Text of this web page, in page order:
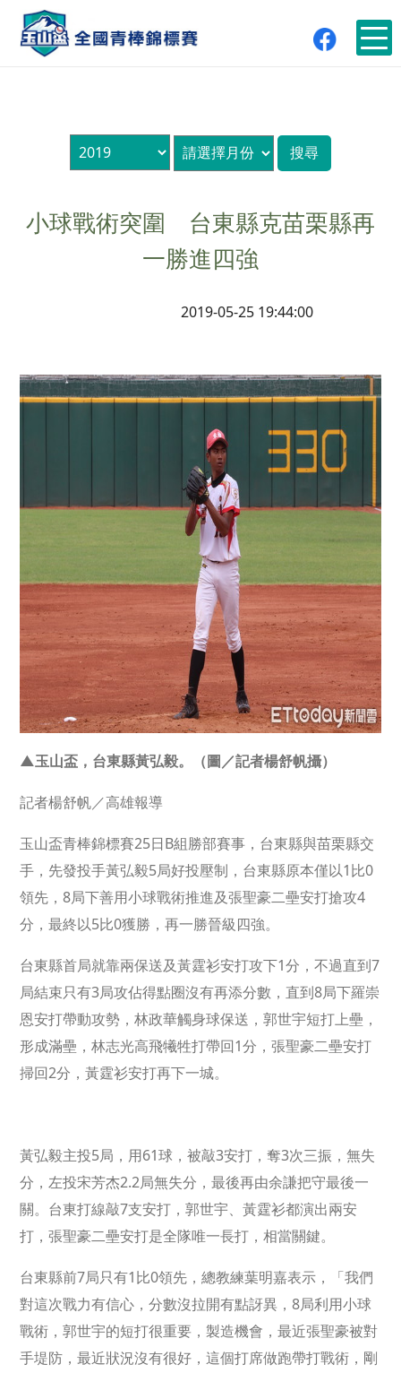
小球戰術突圍 台東縣克苗栗縣再
一勝進四強
2019-05-25 19:44:00
▲玉山盃，台東縣黃弘毅。（圖／記者楊舒帆攝）
記者楊舒帆／高雄報導
玉山盃青棒錦標賽25日B組勝部賽事，台東縣與苗栗縣交
手，先發投手黃弘毅5局好投壓制，台東縣原本僅以1比0
領先，8局下善用小球戰術推進及張聖豪二壘安打搶攻4
分，最終以5比0獲勝，再一勝晉級四強。
台東縣首局就靠兩保送及黃霆衫安打攻下1分，不過直到7
局結束只有3局攻佔得點圈沒有再添分數，直到8局下羅崇
恩安打帶動攻勢，林政華觸身球保送，郭世宇短打上壘，
形成滿壘，林志光高飛犧牲打帶回1分，張聖豪二壘安打
掃回2分，黃霆衫安打再下一城。
黃弘毅主投5局，用61球，被敲3安打，奪3次三振，無失
分，左投宋芳杰2.2局無失分，最後再由余謙把守最後一
關。台東打線敲7支安打，郭世宇、黃霆衫都演出兩安
打，張聖豪二壘安打是全隊唯一長打，相當關鍵。
台東縣前7局只有1比0領先，總教練葉明嘉表示，「我們
對這次戰力有信心，分數沒拉開有點訝異，8局利用小球
戰術，郭世宇的短打很重要，製造機會，最近張聖豪被對
手堤防，最近狀況沒有很好，這個打席做跑帶打戰術，剛